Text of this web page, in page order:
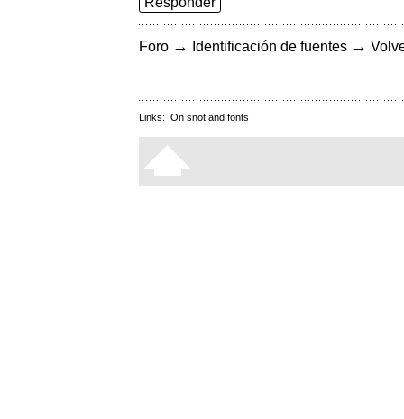
Foro → Identificación de fuentes →
Links: On snot and fonts